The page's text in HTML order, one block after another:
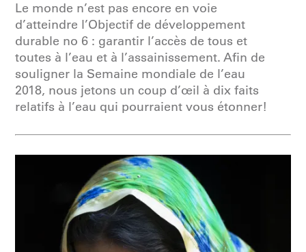
Le monde n’est pas encore en voie
d’atteindre l’Objectif de développement
durable no 6 : garantir l’accès de tous et
toutes à l’eau et à l’assainissement. Afin de
souligner la Semaine mondiale de l’eau
2018, nous jetons un coup d’œil à dix faits
relatifs à l’eau qui pourraient vous étonner!